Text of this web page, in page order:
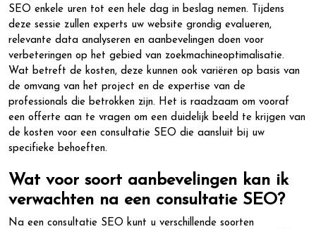
SEO enkele uren tot een hele dag in beslag nemen. Tijdens
deze sessie zullen experts uw website grondig evalueren,
relevante data analyseren en aanbevelingen doen voor
verbeteringen op het gebied van zoekmachineoptimalisatie.
Wat betreft de kosten, deze kunnen ook variëren op basis van
de omvang van het project en de expertise van de
professionals die betrokken zijn. Het is raadzaam om vooraf
een offerte aan te vragen om een duidelijk beeld te krijgen van
de kosten voor een consultatie SEO die aansluit bij uw
specifieke behoeften.
Wat voor soort aanbevelingen kan ik
verwachten na een consultatie SEO?
Na een consultatie SEO kunt u verschillende soorten